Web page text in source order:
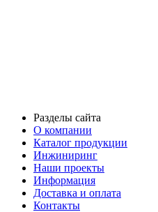
Разделы сайта
О компании
Каталог продукции
Инжиниринг
Наши проекты
Информация
Доставка и оплата
Контакты